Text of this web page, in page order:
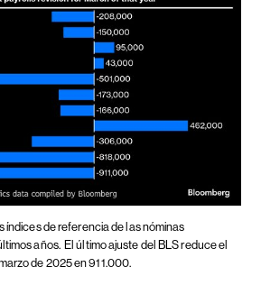
índices de referencia de las nóminas
años. El último ajuste del BLS reduce el
de 2025 en 911.000.